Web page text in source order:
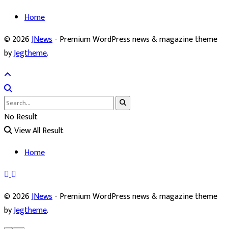
Home
© 2026JNews- Premium WordPress news & magazine theme
byJegtheme.
No Result
View All Result
Home
© 2026JNews- Premium WordPress news & magazine theme
byJegtheme.